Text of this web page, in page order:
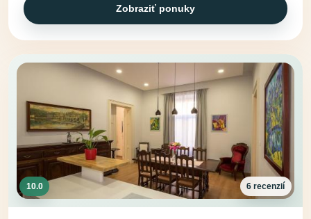
Zobraziť ponuky
10.0 6 recenzií